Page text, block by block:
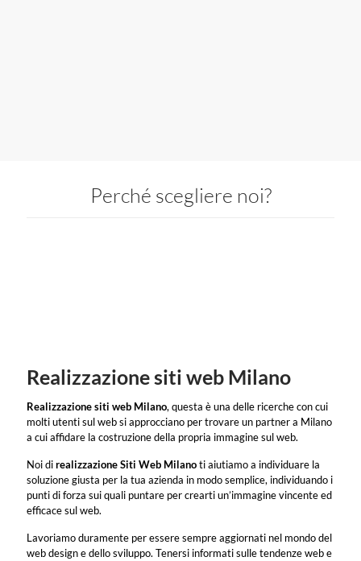
Perché scegliere noi?
Realizzazione siti web Milano
Realizzazione siti web Milano, questa è una delle ricerche con cui
molti utenti sul web si approcciano per trovare un partner a Milano
a cui affidare la costruzione della propria immagine sul web.
Noi direalizzazione Siti Web Milanoti aiutiamo a individuare la
soluzione giusta per la tua azienda in modo semplice, individuando i
punti di forza sui quali puntare per crearti un’immagine vincente ed
efficace sul web.
Lavoriamo duramente per essere sempre aggiornati nel mondo del
web design e dello sviluppo. Tenersi informati sulle tendenze web e